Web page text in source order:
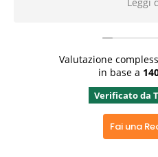
risolvevano l'
conoscenza delle
soluzioni. Bravissimi
Grazie x aver dedicato del
positiva,
Leggi
Valutazione
in base a
Verificato da
Fai una